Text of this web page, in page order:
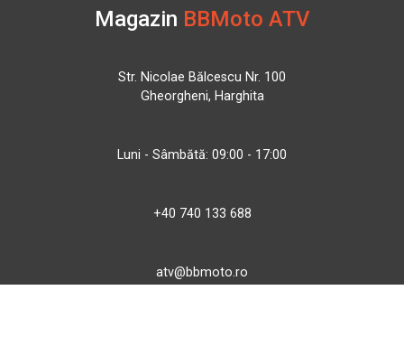
Magazin BBMoto ATV
Str. Nicolae Bălcescu Nr. 100
Gheorgheni, Harghita
Luni - Sâmbătă: 09:00 - 17:00
+40 740 133 688
atv@bbmoto.ro